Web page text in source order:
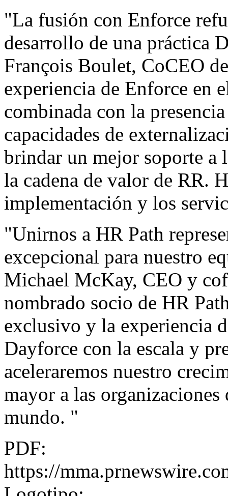
"La fusión con Enforce
desarrollo de una práctica
François Boulet, CoCEO
experiencia de Enforce en
combinada con la
capacidades de
brindar un mejor soporte a
la cadena de valor de RR.
implementación y los
"Unirnos a HR Path
excepcional para nuestro
Michael McKay, CEO y
nombrado socio de HR
exclusivo y la experiencia
Dayforce con la escala y
aceleraremos nuestro
mayor a las
mundo. "
PDF:
https://